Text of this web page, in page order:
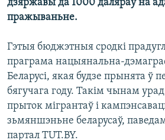
дзяржавы да 1000 даляраў на
пражываньне.
Гэтыя бюджэтныя сродкі
праграма нацыянальна-
Беларусі, якая будзе прынята ў
бягучага году. Такім чынам
прыток мігрантаў і
зьмяншэньне беларусаў,
партал TUT.BY.